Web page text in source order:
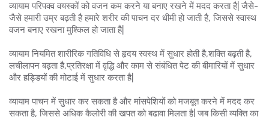
व्यायाम परिपक्व वयस्कों को वजन कम करने या बनाए रखने में मदद करता है| जैसे-
जैसे हमारी उम्र बढ़ती है हमारे शरीर की पाचन दर धीमी हो जाती है, जिससे स्वास्थ
वजन बनाए रखना मुश्किल हो जाता है|
व्यायाम नियमित शारीरिक गतिविधि से हृदय स्वस्थ में सुधार होती है,शक्ति बढ़ती है,
लचीलापन बढ़ता है,प्रतिरक्षा में वृद्धि और काम से संबंधित पेट की बीमारियों में सुधार
और हड्डियों की मोटाई में सुधार करता है|
व्यायाम पाचन में सुधार कर सकता है और मांसपेशियों को मजबूत करने में मदद कर
सकता है, जिससे अधिक कैलोरी की खपत को बढ़ावा मिलता है| जब किसी व्यक्ति का